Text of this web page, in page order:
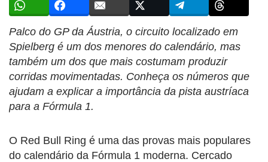
Palco do GP da Áustria, o circuito localizado em
Spielberg é um dos menores do calendário, mas
também um dos que mais costumam produzir
corridas movimentadas. Conheça os números que
ajudam a explicar a importância da pista austríaca
para a Fórmula 1.
O Red Bull Ring é uma das provas mais populares
do calendário da Fórmula 1 moderna. Cercado